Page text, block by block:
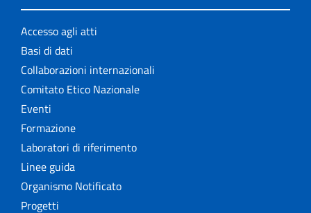
Accesso agli atti
Basi di dati
Collaborazioni internazionali
Comitato Etico Nazionale
Eventi
Formazione
Laboratori di riferimento
Linee guida
Organismo Notificato
Progetti